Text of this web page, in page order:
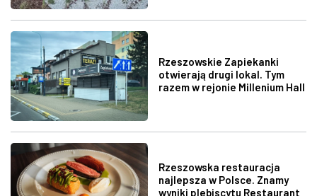
Rzeszowskie Zapiekanki
otwierają drugi lokal. Tym
razem w rejonie Millenium Hall
Rzeszowska restauracja
najlepsza w Polsce. Znamy
wyniki plebiscytu Restaurant